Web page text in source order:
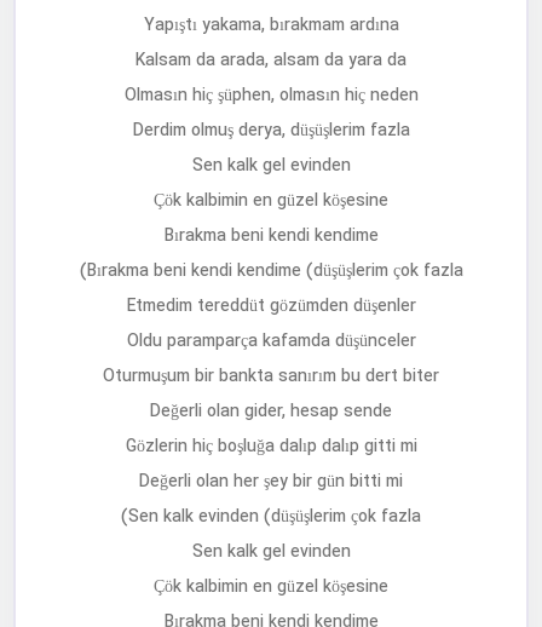
Yapıştı yakama, bırakmam ardına
Kalsam da arada, alsam da yara da
Olmasın hiç şüphen, olmasın hiç neden
Derdim olmuş derya, düşüşlerim fazla
Sen kalk gel evinden
Çök kalbimin en güzel köşesine
Bırakma beni kendi kendime
Bırakma beni kendi kendime (düşüşlerim çok fazla)
Etmedim tereddüt gözümden düşenler
Oldu paramparça kafamda düşünceler
Oturmuşum bir bankta sanırım bu dert biter
Değerli olan gider, hesap sende
Gözlerin hiç boşluğa dalıp dalıp gitti mi
Değerli olan her şey bir gün bitti mi
Sen kalk evinden (düşüşlerim çok fazla)
Sen kalk gel evinden
Çök kalbimin en güzel köşesine